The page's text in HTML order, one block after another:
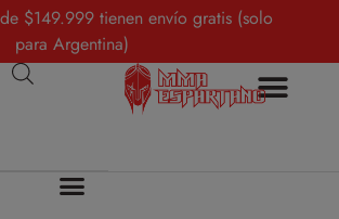
$149.999 tienen envío gratis (solo
para Argentina)